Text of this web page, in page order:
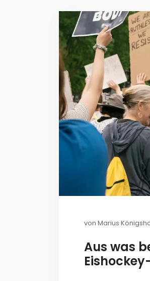
von Marius
Aus was